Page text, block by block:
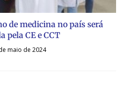
de medicina no país será
pela CE e CCT
maio de 2024